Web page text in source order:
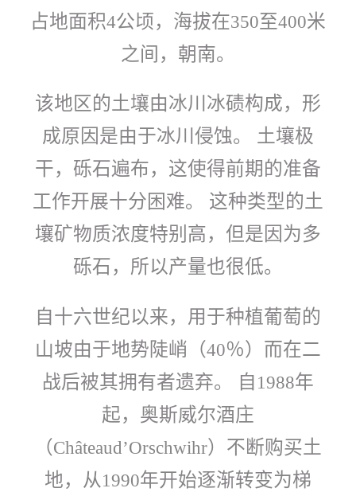
占地面积4公顷，海拔在350至400米
之间，朝南。
该地区的土壤由冰川冰碛构成，形
成原因是由于冰川侵蚀。 土壤极
干，砾石遍布，这使得前期的准备
工作开展十分困难。 这种类型的土
壤矿物质浓度特别高，但是因为多
砾石，所以产量也很低。
自十六世纪以来，用于种植葡萄的
山坡由于地势陡峭（40％）而在二
战后被其拥有者遗弃。 自 1988年
起，奥斯威尔酒庄
（Châteaud’Orschwihr）不断购买土
地，从1990年开始逐渐转变为梯